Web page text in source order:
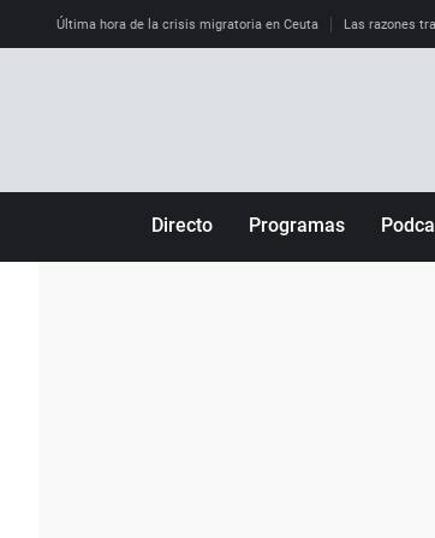
Última hora de la crisis migratoria en Ceuta Las razones
Directo Programas